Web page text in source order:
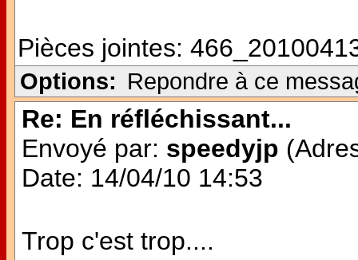
Pièces jointes:
Options: Repondre à ce
Re: En réfléchissant...
Envoyé par: speedyjp
Date: 14/04/10 14:53
Trop c'est trop....